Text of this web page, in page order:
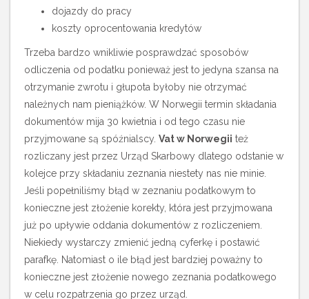
dojazdy do pracy
koszty oprocentowania kredytów
Trzeba bardzo wnikliwie posprawdzać sposobów
odliczenia od podatku ponieważ jest to jedyna szansa na
otrzymanie zwrotu i głupota byłoby nie otrzymać
należnych nam pieniążków. W Norwegii termin składania
dokumentów mija 30 kwietnia i od tego czasu nie
przyjmowane są spóźnialscy. Vat w Norwegii też
rozliczany jest przez Urząd Skarbowy dlatego odstanie w
kolejce przy składaniu zeznania niestety nas nie minie.
Jeśli popełniliśmy błąd w zeznaniu podatkowym to
konieczne jest złożenie korekty, która jest przyjmowana
już po upływie oddania dokumentów z rozliczeniem.
Niekiedy wystarczy zmienić jedną cyferkę i postawić
parafkę. Natomiast o ile błąd jest bardziej poważny to
konieczne jest złożenie nowego zeznania podatkowego
w celu rozpatrzenia go przez urząd.